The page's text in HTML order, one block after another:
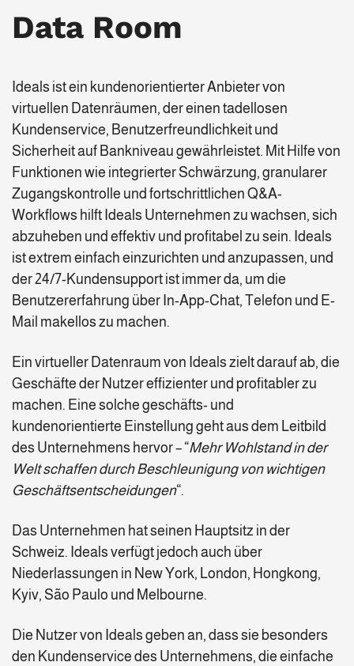
Data Room
Ideals ist ein kundenorientierter Anbieter von
virtuellen Datenräumen, der einen tadellosen
Kundenservice, Benutzerfreundlichkeit und
Sicherheit auf Bankniveau gewährleistet. Mit Hilfe von
Funktionen wie integrierter Schwärzung, granularer
Zugangskontrolle und fortschrittlichen Q&A-
Workflows hilft Ideals Unternehmen zu wachsen, sich
abzuheben und effektiv und profitabel zu sein. Ideals
ist extrem einfach einzurichten und anzupassen, und
der 24/7-Kundensupport ist immer da, um die
Benutzererfahrung über In-App-Chat, Telefon und E-
Mail makellos zu machen.
Ein virtueller Datenraum von Ideals zielt darauf ab, die
Geschäfte der Nutzer effizienter und profitabler zu
machen. Eine solche geschäfts- und
kundenorientierte Einstellung geht aus dem Leitbild
des Unternehmens hervor – “Mehr Wohlstand in der
Welt schaffen durch Beschleunigung von wichtigen
Geschäftsentscheidungen“.
Das Unternehmen hat seinen Hauptsitz in der
Schweiz. Ideals verfügt jedoch auch über
Niederlassungen in New York, London, Hongkong,
Kyiv, São Paulo und Melbourne.
Die Nutzer von Ideals geben an, dass sie besonders
den Kundenservice des Unternehmens, die einfache